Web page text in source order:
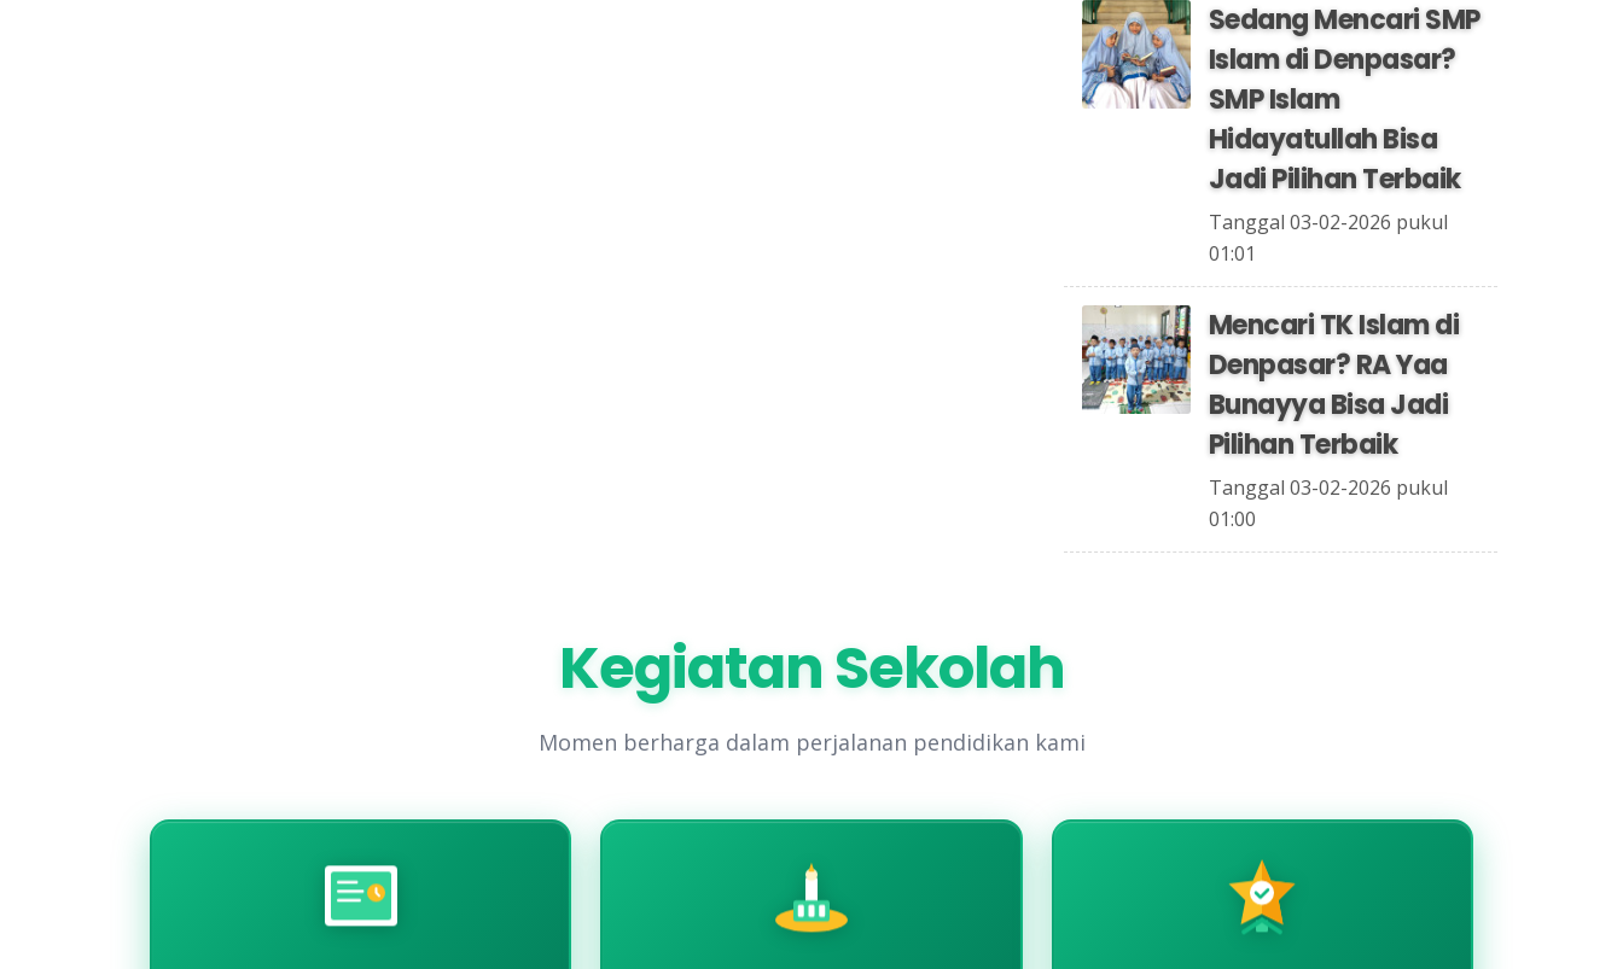
Sedang Mencari SMP
Islam di Denpasar?
SMP Islam
Hidayatullah Bisa
Jadi Pilihan Terbaik
Tanggal 03-02-2026 pukul
01:01
Mencari TK Islam di
Denpasar? RA Yaa
Bunayya Bisa Jadi
Pilihan Terbaik
Tanggal 03-02-2026 pukul
01:00
Kegiatan Sekolah
Momen berharga dalam perjalanan pendidikan kami